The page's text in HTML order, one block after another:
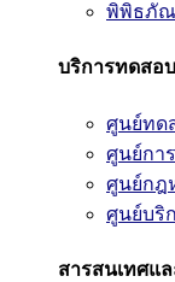
พิพิธภั
บริการทดสอ
ศูนย์ทด
ศูนย์กา
ศูนย์กฎ
ศูนย์บริ
สารสนเทศแ